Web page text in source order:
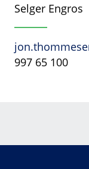
Selger Engros
997 65 100